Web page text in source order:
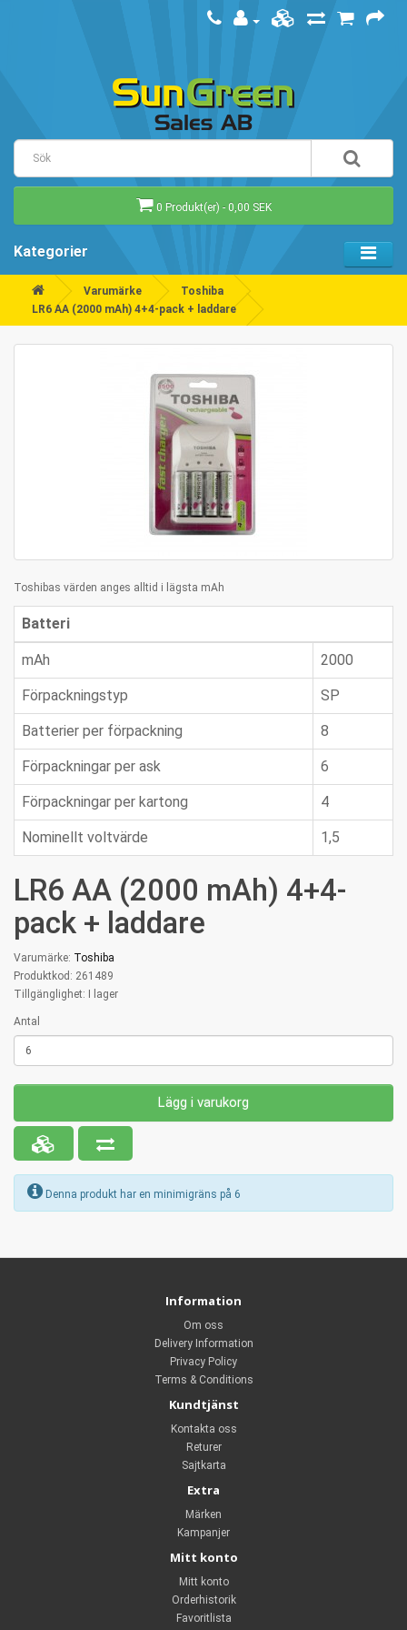
0 Produkt(er) - 0,00 SEK
Kategorier
Varumärke
Toshiba
LR6 AA (2000 mAh) 4+4-pack + laddare
Toshibas värden anges alltid i lägsta mAh
Batteri
mAh 2000
Förpackningstyp SP
Batterier per förpackning 8
Förpackningar per ask 6
Förpackningar per kartong 4
Nominellt voltvärde 1,5
LR6 AA (2000 mAh) 4+4-
pack + laddare
Varumärke: Toshiba
Produktkod: 261489
Tillgänglighet: I lager
Antal
Lägg i varukorg
Denna produkt har en minimigräns på 6
Information
Om oss
Delivery Information
Privacy Policy
Terms & Conditions
Kundtjänst
Kontakta oss
Returer
Sajtkarta
Extra
Märken
Kampanjer
Mitt konto
Mitt konto
Orderhistorik
Favoritlista